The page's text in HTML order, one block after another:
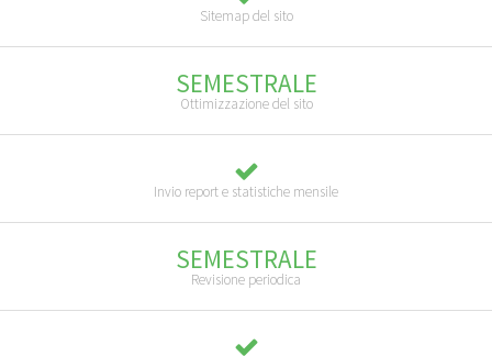
Sitemap del sito
SEMESTRALE
Ottimizzazione del sito
Invio report e statistiche mensile
SEMESTRALE
Revisione periodica